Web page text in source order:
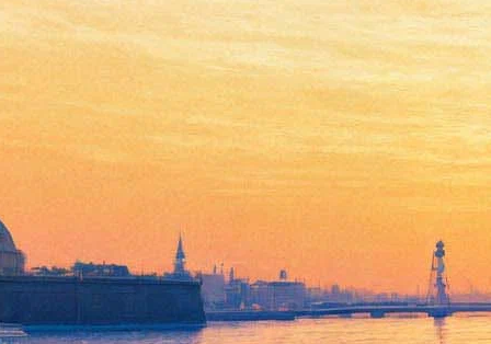
Судебное производство по
делу режиссера "Тангейзера"
прекращено полностью
Версия для печати
Административное судопроизводство по делу Тимофея
Кулябина, режиссера спектакля "Тангейзер", поставленного в